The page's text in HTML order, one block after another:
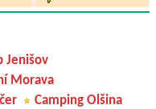
Jenišov
Morava
Camping Olšina